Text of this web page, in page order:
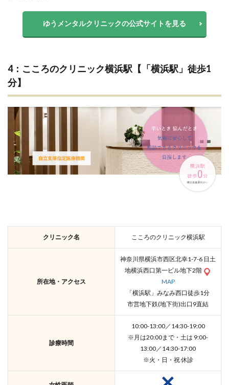
ゆうメンタルクリニックの公式サイトを見る
4：こころのクリニック横浜駅【「横浜駅」徒歩1
分】
クリニック名 こころのクリニック横浜駅
所在地・アクセス
神奈川県横浜市西区北幸1-7-6 日土
地横浜西口第一ビル地下2階
MAP
「横浜駅」みなみ西口徒歩1分
市営地下鉄(地下街)出口9直結
診療時間
10:00-13:00／14:30-19:00
※月は20:00まで・土は 9:00-
13:00／14:30-17:00
※火・日・祝 休診